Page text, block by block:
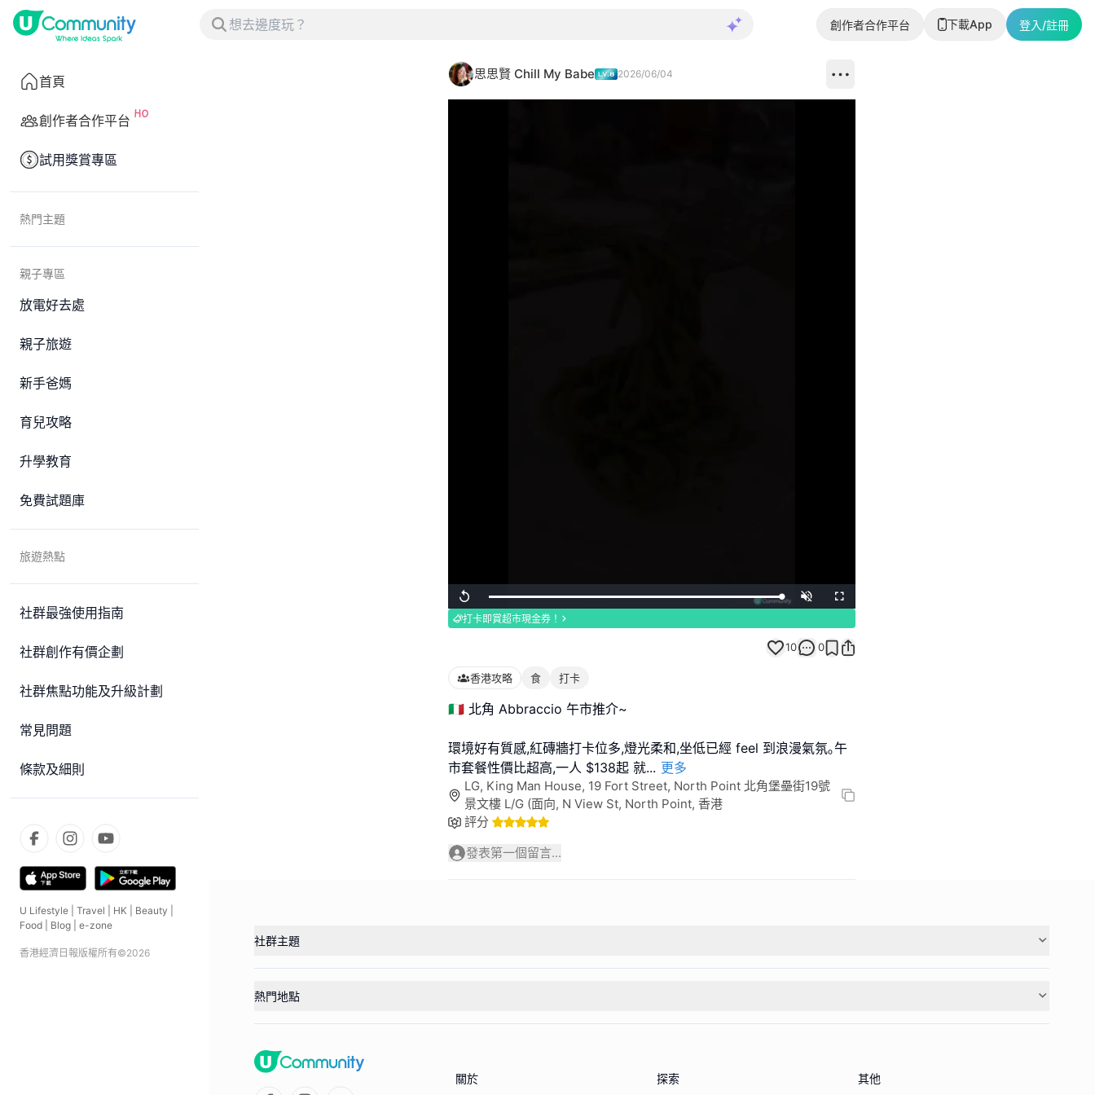
創作者合作平台 下載App 登入/註冊
首頁
創作者合作平台
試用獎賞專區
熱門主題
親子專區
放電好去處
親子旅遊
新手爸媽
育兒攻略
升學教育
免費試題庫
旅遊熱點
社群最強使用指南
社群創作有價企劃
社群焦點功能及升級計劃
常見問題
條款及細則
U Lifestyle Travel HK Beauty
Food
Blog e-zone
香港經濟日報版權所有©2026
思思賢 Chill My Babe 2026/06/04
Replay Loaded:
100.00%
Unmute Fullscreen
打卡即賞超市現金券！
10 0
香港攻略 食 打卡
🇮🇹 北角 Abbraccio 午市推介~
環境好有質感,紅磚牆打卡位多,燈光柔和,坐低已經 feel 到浪漫氣氛｡午
市套餐性價比超高,一人 $138起 就... 更多
LG, King Man House, 19 Fort Street, North Point 北角堡壘街19號
景文樓 L/G (面向, N View St, North Point, 香港
評分
發表第一個留言...
社群主題
熱門地點
關於 探索 其他